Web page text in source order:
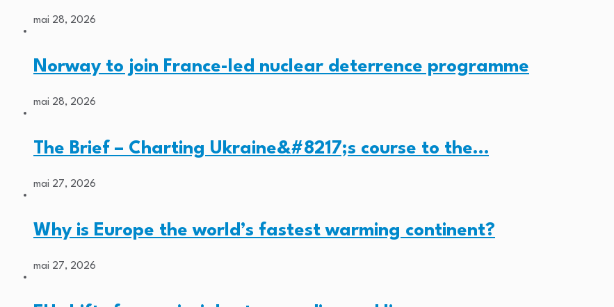
mai 28, 2026
Norway to join France-led nuclear deterrence programme
mai 28, 2026
The Brief – Charting Ukraine&#8217;s course to the…
mai 27, 2026
Why is Europe the world’s fastest warming continent?
mai 27, 2026